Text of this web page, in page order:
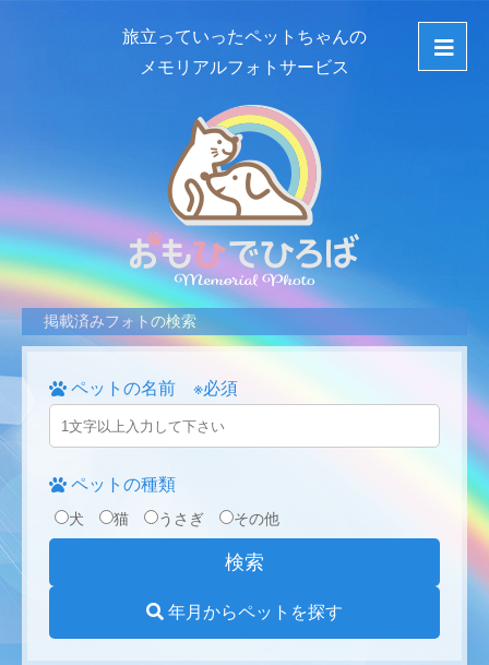
旅立っていったペットちゃんの
メモリアルフォトサービス
掲載済みフォトの検索
ペットの名前 ※必須
ペットの種類
犬 猫 うさぎ その他
年月からペットを探す